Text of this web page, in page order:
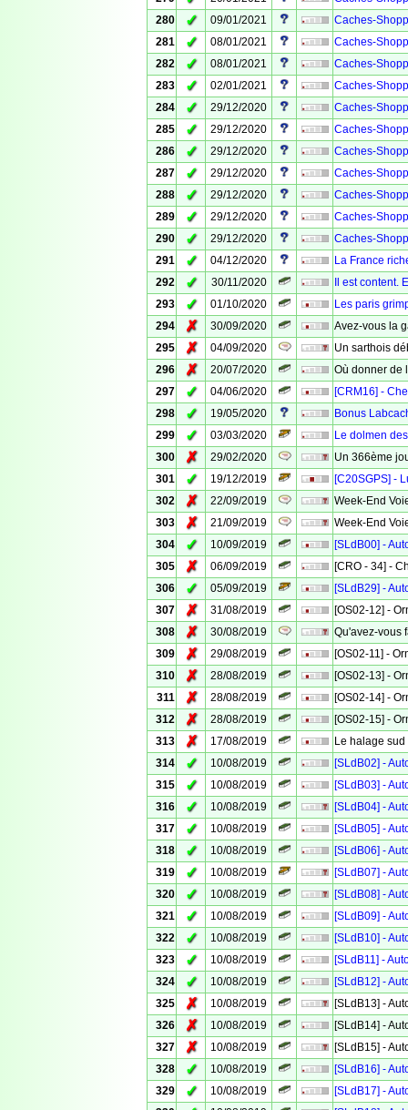
280
✓ 09/01/2021
Caches-
281
✓ 08/01/2021
Caches-
282
✓ 08/01/2021
Caches-
283
✓ 02/01/2021
Caches-
284
✓ 29/12/2020
Caches-
285
✓ 29/12/2020
Caches-
286
✓ 29/12/2020
Caches-
287
✓ 29/12/2020
Caches-
288
✓ 29/12/2020
Caches-
289
✓ 29/12/2020
Caches-
290
✓ 29/12/2020
Caches-
291
✓ 04/12/2020
La France
292
✓ 30/11/2020
Il est content.
293
✓ 01/10/2020
Les paris
294
✗ 30/09/2020
Avez-vous la
295
✗ 04/09/2020
Un sarthois
296
✗ 20/07/2020
Où donner de
297
✓ 04/06/2020
[CRM16] -
298
✓ 19/05/2020
Bonus
299
✓ 03/03/2020
Le dolmen
300
✗ 29/02/2020
Un 366ème
301
✓ 19/12/2019
[C20SGPS] -
302
✗ 22/09/2019
Week-End
303
✗ 21/09/2019
Week-End
304
✓ 10/09/2019
[SLdB00] -
305
✗ 06/09/2019
[CRO - 34] -
306
✓ 05/09/2019
[SLdB29] -
307
✗ 31/08/2019
[OS02-12] -
308
✗ 30/08/2019
Qu'avez-vous
309
✗ 29/08/2019
[OS02-11] -
310
✗ 28/08/2019
[OS02-13] -
311
✗ 28/08/2019
[OS02-14] -
312
✗ 28/08/2019
[OS02-15] -
313
✗ 17/08/2019
Le halage
314
✓ 10/08/2019
[SLdB02] -
315
✓ 10/08/2019
[SLdB03] -
316
✓ 10/08/2019
[SLdB04] -
317
✓ 10/08/2019
[SLdB05] -
318
✓ 10/08/2019
[SLdB06] -
319
✓ 10/08/2019
[SLdB07] -
320
✓ 10/08/2019
[SLdB08] -
321
✓ 10/08/2019
[SLdB09] -
322
✓ 10/08/2019
[SLdB10] -
323
✓ 10/08/2019
[SLdB11] -
324
✓ 10/08/2019
[SLdB12] -
325
✗ 10/08/2019
[SLdB13] -
326
✗ 10/08/2019
[SLdB14] -
327
✗ 10/08/2019
[SLdB15] -
328
✓ 10/08/2019
[SLdB16] -
329
✓ 10/08/2019
[SLdB17] -